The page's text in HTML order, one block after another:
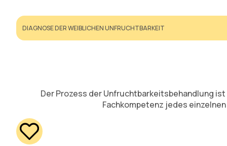
DIAGNOSE DER WEIBLICHEN UNFRUCHTBARKEIT
Der Prozess der Unfruchtbarkeitsbehandlung
Fachkompetenz jedes